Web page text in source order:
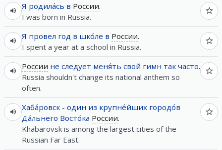
Я родила́сь в России.
I was born in Russia.
Я провел год в шко́ле в России.
I spent a year at a school in Russia.
России не следует меня́ть свой гимн так часто.
Russia shouldn't change its national anthem so
often.
Хаба́ровск - один из крупне́йших городо́в
Да́льнего Восто́ка России.
Khabarovsk is among the largest cities of the
Russian Far East.